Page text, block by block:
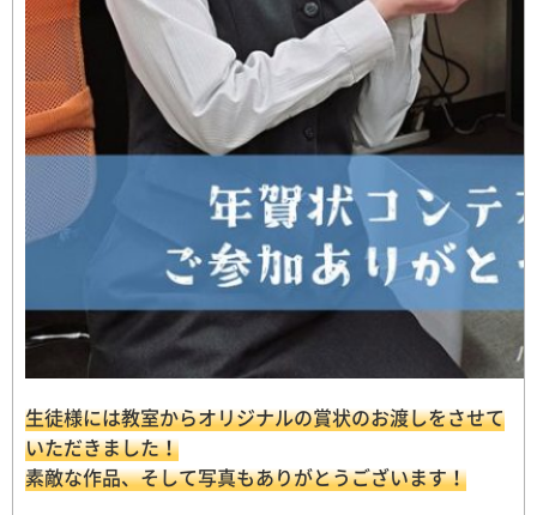
生徒様には教室からオリジナルの賞状のお渡しをさせて
いただきました！
素敵な作品、そして写真もありがとうございます！